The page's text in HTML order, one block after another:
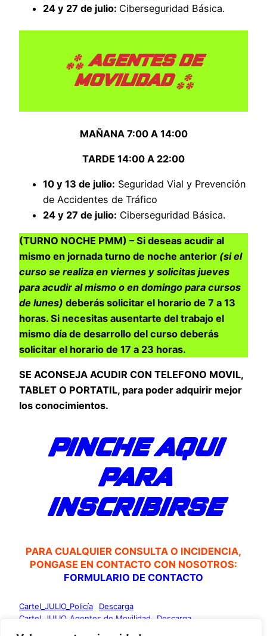
24 y 27 de julio: Ciberseguridad Básica.
***AGENTES DE
MOVILIDAD***
MAÑANA 7:00 A 14:00
TARDE 14:00 A 22:00
10 y 13 de julio: Seguridad Vial y Prevención
de Accidentes de Tráfico
24 y 27 de julio: Ciberseguridad Básica.
(TURNO NOCHE PMM) – Si deseas acudir al
mismo en jornada turno de noche anterior (si el
curso se realiza en viernes y solicitas jueves
para acudir al mismo o en domingo para cursos
de lunes) deberás solicitar el horario de 7 a 13
horas. Si necesitas ausentarte del trabajo el
mismo día de desarrollo del curso deberás
solicitar el horario de 17 a 23 horas.
SE ACONSEJA ACUDIR CON TELEFONO MOVIL,
TABLET O PORTATIL, para poder adquirir mejor
los conocimientos.
PINCHE AQUI
PARA
INSCRIBIRSE
PARA CUALQUIER CONSULTA O INCIDENCIA,
PONGASE EN CONTACTO CON NOSOTROS:
FORMULARIO DE CONTACTO
Cartel_JULIO_Policía
Descarga
Cartel_JULIO_Agentes de Movilidad
Descarga